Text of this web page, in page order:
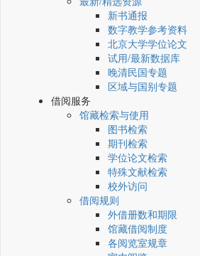
新书通报
数字教学参考资料
北京大学学位论文
试用/最新数据库
晚清民国专题
区域与国别专题
借阅服务
馆藏检索与使用
图书检索
期刊检索
学位论文检索
特殊文献检索
校外访问
借阅规则
外借册数和期限
馆藏借阅制度
各阅览室规章